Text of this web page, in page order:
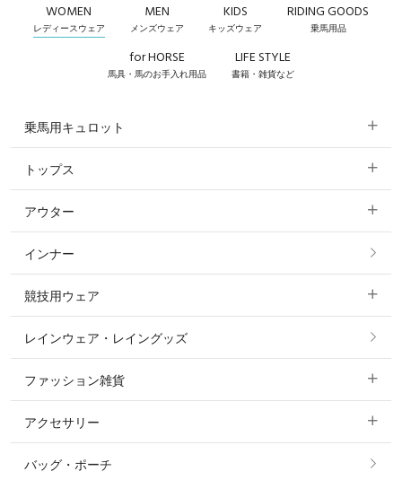
WOMEN
レディースウェア
MEN
メンズウェア
KIDS
キッズウェア
RIDING GOODS
乗馬用品
for HORSE
馬具・馬のお手入れ用品
LIFE STYLE
書籍・雑貨など
乗馬用キュロット
すべてのキュロット
フルグリップ・尻革 キュロット
ニーグリップ・膝革 キュロット
トップス
すべてのトップス
ポロシャツ
カットソー・Tシャツ・タンクトップ
ニット・セーター
アウター
すべてのアウター
コート
ジャケット・ブルゾン
インナー
競技用ウェア
すべての競技用ウェア
ショージャケット
ショーシャツ
レインウェア・レイングッズ
ファッション雑貨
すべてのファッション雑貨
ソックス
アクセサリー
すべてのアクセサリー
バッグ・ポーチ